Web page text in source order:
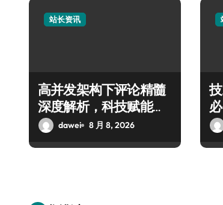
站长资讯
高并发架构下评论精髓
深度解析，科技赋能站
长资讯高效增值
dawei 8 月 8, 2026